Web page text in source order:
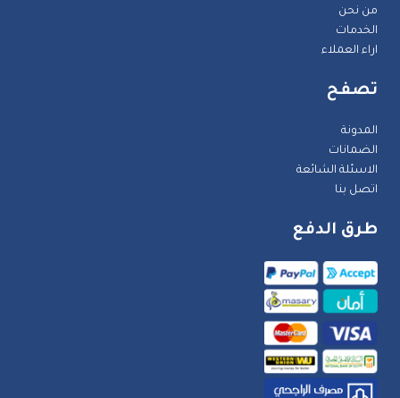
من نحن
الخدمات
اراء العملاء
تصفح
المدونة
الضمانات
الاسئلة الشائعة
اتصل بنا
طرق الدفع